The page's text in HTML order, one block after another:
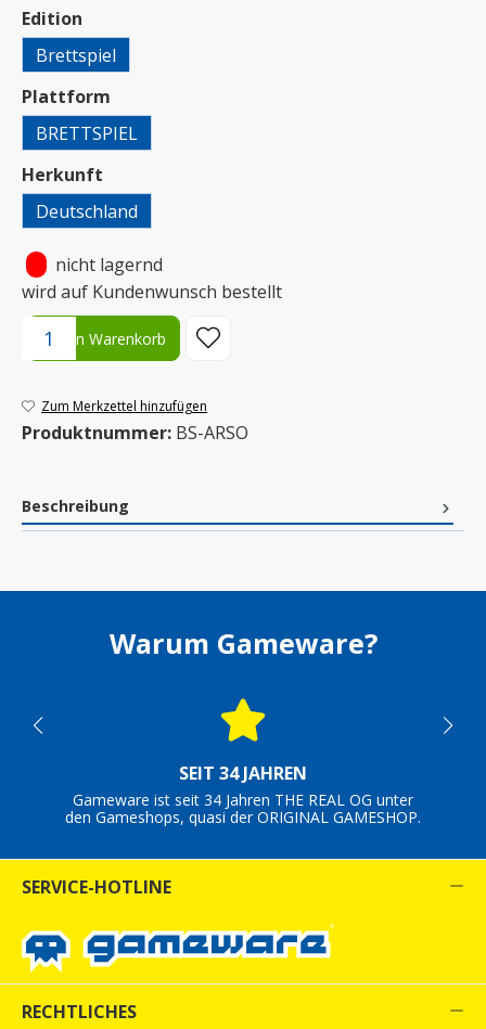
Edition
Brettspiel
Plattform
BRETTSPIEL
Herkunft
Deutschland
nicht lagernd
wird auf Kundenwunsch bestellt
Produkt Anzahl: Gib den gewünschten Wert ein oder benutze
In den Warenkorb
Zum Merkzettel hinzufügen
Produktnummer: BS-ARSO
Beschreibung
Warum Gameware?
SEIT 34 JAHREN
Gameware ist seit 34 Jahren THE REAL OG unter
den Gameshops, quasi der ORIGINAL GAMESHOP.
SERVICE-HOTLINE
RECHTLICHES